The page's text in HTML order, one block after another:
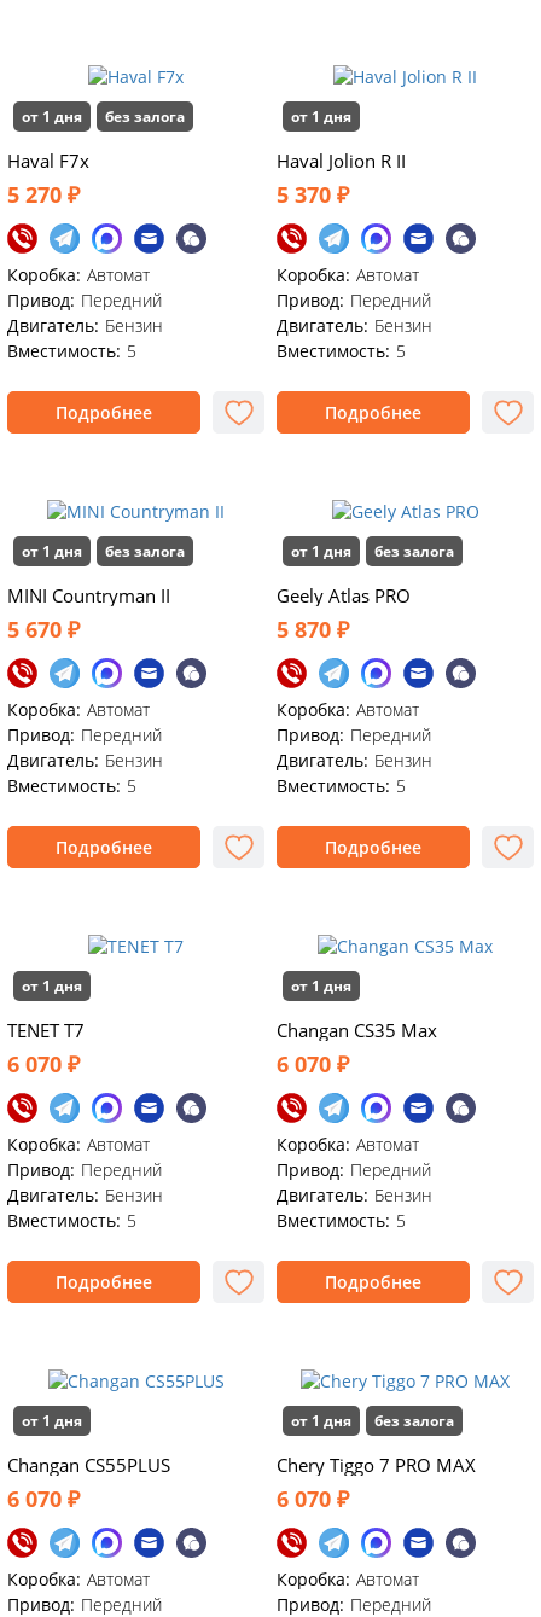
от 1 дня без залога
Haval F7x
5 270 ₽
Коробка: Автомат
Привод: Передний
Двигатель: Бензин
Вместимость: 5
Подробнее
от 1 дня
Haval Jolion R II
5 370 ₽
Коробка: Автомат
Привод: Передний
Двигатель: Бензин
Вместимость: 5
Подробнее
от 1 дня без залога
MINI Countryman II
5 670 ₽
Коробка: Автомат
Привод: Передний
Двигатель: Бензин
Вместимость: 5
Подробнее
от 1 дня без залога
Geely Atlas PRO
5 870 ₽
Коробка: Автомат
Привод: Передний
Двигатель: Бензин
Вместимость: 5
Подробнее
от 1 дня
TENET T7
6 070 ₽
Коробка: Автомат
Привод: Передний
Двигатель: Бензин
Вместимость: 5
Подробнее
от 1 дня
Changan CS35 Max
6 070 ₽
Коробка: Автомат
Привод: Передний
Двигатель: Бензин
Вместимость: 5
Подробнее
от 1 дня
Changan CS55PLUS
6 070 ₽
Коробка: Автомат
Привод: Передний
от 1 дня без залога
Chery Tiggo 7 PRO MAX
6 070 ₽
Коробка: Автомат
Привод: Передний